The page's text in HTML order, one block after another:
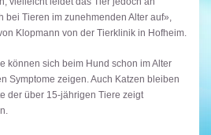
bei Tieren im zunehmenden Alter auf»,
Klopmann von der Tierklinik in Hofheim.
können sich beim Hund schon im Alter
Symptome zeigen. Auch Katzen bleiben
der über 15-jährigen Tiere zeigt